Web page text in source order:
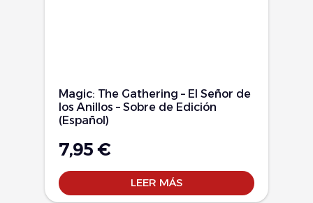
Magic: The Gathering – El Señor de
los Anillos – Sobre de Edición
(Español)
7,95 €
LEER MÁS